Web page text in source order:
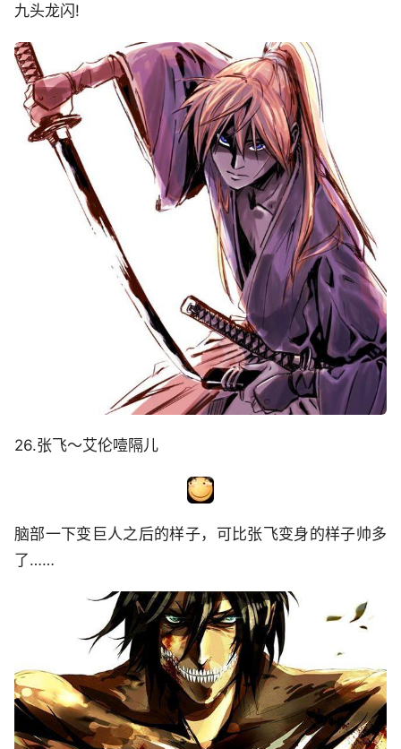
九头龙闪!
26.张飞～艾伦噎隔儿
脑部一下变巨人之后的样子，可比张飞变身的样子帅多
了……